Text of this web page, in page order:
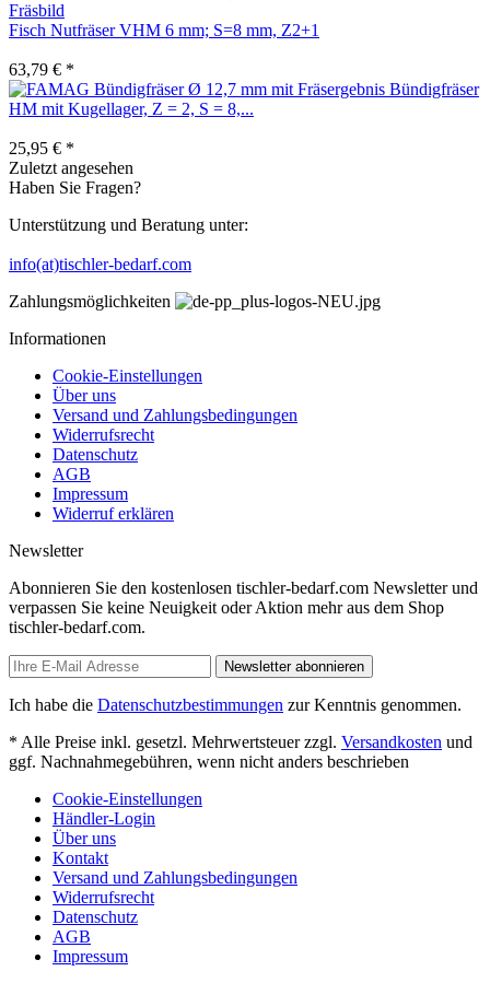
Fisch Nutfräser VHM 6 mm; S=8 mm, Z2+1
63,79 € *
Bündigfräser
HM mit Kugellager, Z = 2, S = 8,...
25,95 € *
Zuletzt angesehen
Haben Sie Fragen?
Unterstützung und Beratung unter:
info(at)tischler-bedarf.com
Zahlungsmöglichkeiten
Informationen
Cookie-Einstellungen
Über uns
Versand und Zahlungsbedingungen
Widerrufsrecht
Datenschutz
AGB
Impressum
Widerruf erklären
Newsletter
Abonnieren Sie den kostenlosen tischler-bedarf.com Newsletter und
verpassen Sie keine Neuigkeit oder Aktion mehr aus dem Shop
tischler-bedarf.com.
Newsletter abonnieren
Ich habe die Datenschutzbestimmungen zur Kenntnis genommen.
* Alle Preise inkl. gesetzl. Mehrwertsteuer zzgl. Versandkosten und
ggf. Nachnahmegebühren, wenn nicht anders beschrieben
Cookie-Einstellungen
Händler-Login
Über uns
Kontakt
Versand und Zahlungsbedingungen
Widerrufsrecht
Datenschutz
AGB
Impressum